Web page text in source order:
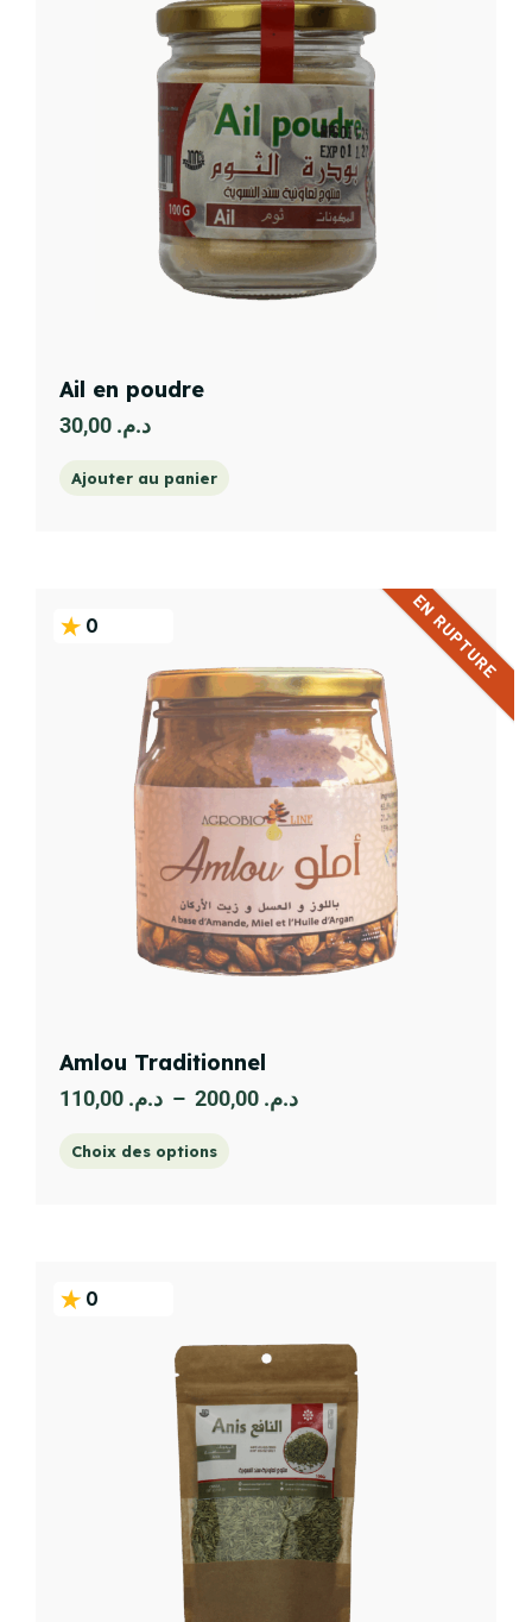
Ail en poudre
د.م.
Ajouter au panier
EN RUPTURE
0
Amlou Traditionnel
د.م. – د.م.
Choix des options
0